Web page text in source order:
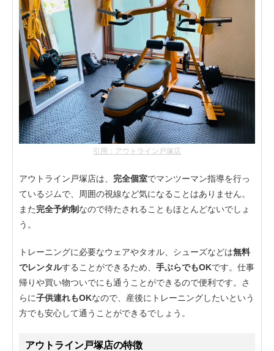
引用：アウトライン戸塚店
アウトライン戸塚店は、 完全個室でマンツーマン指導を行っ
ているジムで、周囲の視線など気になることはありません。
また完全予約制 なので待たされることもほとんどないでしょ
う。
トレーニングに必要なウェアやタオル、シューズなどは無料
でレンタルすることができるため、 手ぶらでもOKです。仕事
帰りや買い物ついでにも通うことができるので便利です。さ
らに子供連れもOKなので、産後にトレーニングしたいという
方でも安心して通うことができるでしょう。
アウトライン戸塚店の特徴